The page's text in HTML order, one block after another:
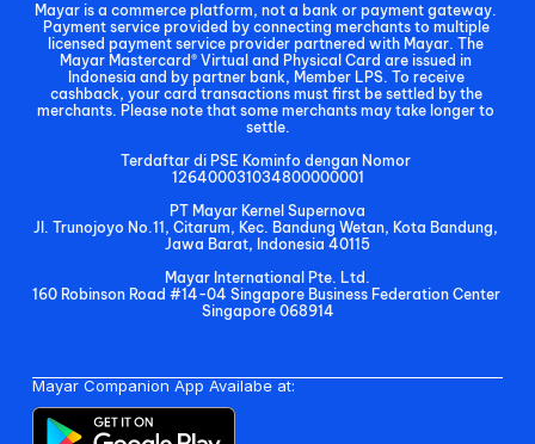
Mayar is a commerce platform, not a bank or payment gateway.
Payment service provided by connecting merchants to multiple
licensed payment service provider partnered with Mayar. The
Mayar Mastercard® Virtual and Physical Card are issued in
Indonesia and by partner bank, Member LPS. To receive
cashback, your card transactions must first be settled by the
merchants. Please note that some merchants may take longer to
settle.
Terdaftar di PSE Kominfo dengan Nomor
126400031034800000001
PT Mayar Kernel Supernova
Jl. Trunojoyo No.11, Citarum, Kec. Bandung Wetan, Kota Bandung,
Jawa Barat, Indonesia 40115
Mayar International Pte. Ltd.
160 Robinson Road #14-04 Singapore Business Federation Center
Singapore 068914
Mayar Companion App Availabe at: